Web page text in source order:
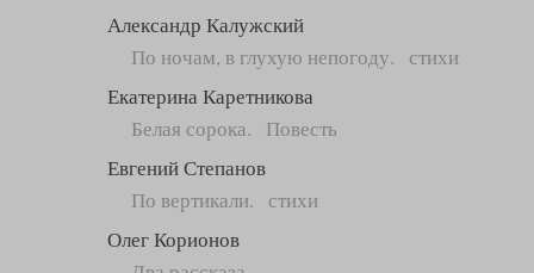
Александр Калужский
По ночам, в глухую непогоду. стихи
Екатерина Каретникова
Белая сорока. Повесть
Евгений Степанов
По вертикали. стихи
Олег Корионов